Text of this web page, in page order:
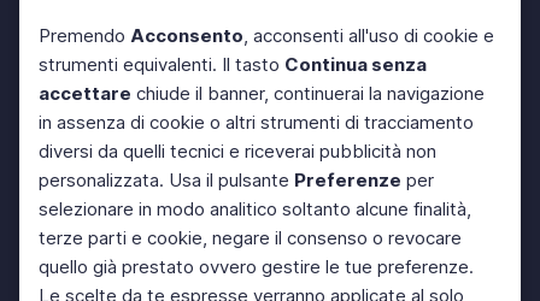
Premendo Acconsento, acconsenti all'uso di cookie e
strumenti equivalenti. Il tasto Continua senza
accettare chiude il banner, continuerai la navigazione
in assenza di cookie o altri strumenti di tracciamento
diversi da quelli tecnici e riceverai pubblicità non
personalizzata. Usa il pulsante Preferenze per
selezionare in modo analitico soltanto alcune finalità,
terze parti e cookie, negare il consenso o revocare
quello già prestato ovvero gestire le tue preferenze.
Le scelte da te espresse verranno applicate al solo